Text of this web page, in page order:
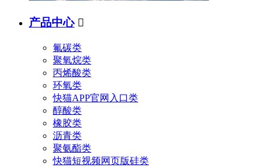
产品中心 
氟碳类
聚氧烷类
丙烯酸类
环氧类
快猫APP官网入口类
醇酸类
橡胶类
沥青类
聚氨酯类
快猫短视频网页版硅类